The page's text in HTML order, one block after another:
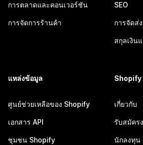
การตลาดและคอนเวอร์ชัน
การจัดการร้านค้า
SEO
การจัดส่ง
สกุลเงิน
แหล่งข้อมูล
ศูนย์ช่วยเหลือของ Shopify
เอกสาร API
ชุมชน Shopify
Shopify
เกี่ยวกับ
รับสมัคร
นักลงทุน